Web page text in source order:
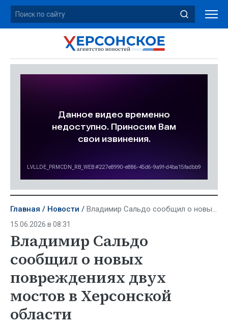
Главная Новости Владимир Сальдо сообщил о новых повреждениях двух мостов в Херсонской области
15.06.2026 в 08:31
Владимир Сальдо
сообщил о новых
повреждениях двух
мостов в Херсонской
области